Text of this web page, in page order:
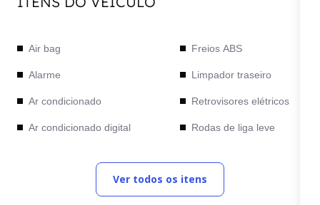
Air bag
Alarme
Ar condicionado
Ar condicionado digital
Freios ABS
Limpador traseiro
Retrovisores elétricos
Rodas de liga leve
Teto solar
Ver todos os itens